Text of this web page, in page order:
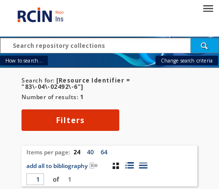
How to search... Change search criteria
Search for: [Resource Identifier =
"83\-04\-02492\-6"]
Number of results: 1
Filters
Items per page: 24 40
64
add all to bibliography
of
1